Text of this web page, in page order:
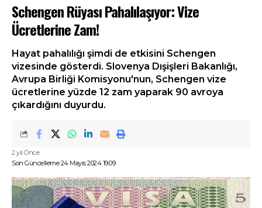
Schengen Rüyası Pahalılaşıyor: Vize
Ücretlerine Zam!
Hayat pahalılığı şimdi de etkisini Schengen
vizesinde gösterdi. Slovenya Dışişleri Bakanlığı,
Avrupa Birliği Komisyonu'nun, Schengen vize
ücretlerine yüzde 12 zam yaparak 90 avroya
çıkardığını duyurdu.
Son Güncelleme 24 Mayıs 2024 19:09
2 yıl Önce